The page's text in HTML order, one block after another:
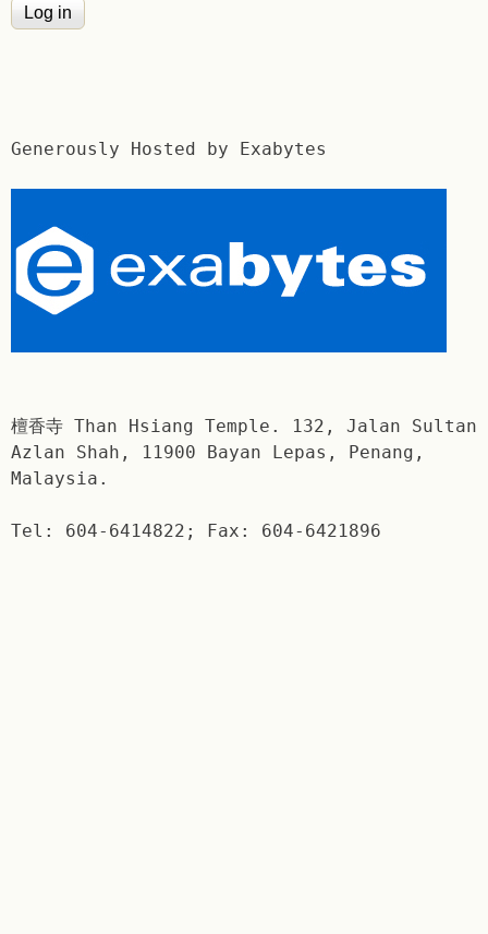
Generously Hosted by Exabytes
檀香寺 Than Hsiang Temple. 132, Jalan Sultan
Azlan Shah, 11900 Bayan Lepas, Penang,
Malaysia.
Tel: 604-6414822; Fax: 604-6421896